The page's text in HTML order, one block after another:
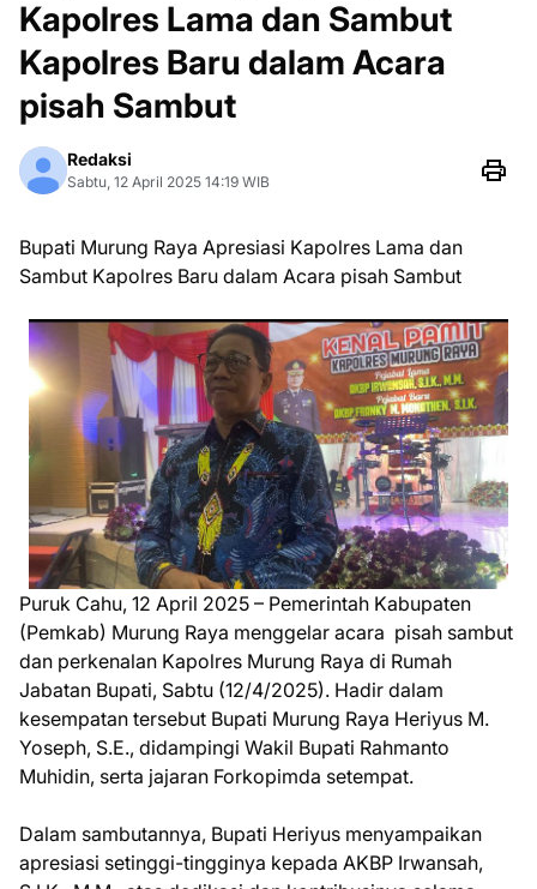
Kapolres Lama dan Sambut
Kapolres Baru dalam Acara
pisah Sambut
Redaksi
Sabtu, 12 April 2025 14:19 WIB
Bupati Murung Raya Apresiasi Kapolres Lama dan
Sambut Kapolres Baru dalam Acara pisah Sambut
Puruk Cahu, 12 April 2025 – Pemerintah Kabupaten
(Pemkab) Murung Raya menggelar acara pisah sambut
dan perkenalan Kapolres Murung Raya di Rumah
Jabatan Bupati, Sabtu (12/4/2025). Hadir dalam
kesempatan tersebut Bupati Murung Raya Heriyus M.
Yoseph, S.E., didampingi Wakil Bupati Rahmanto
Muhidin, serta jajaran Forkopimda setempat.
Dalam sambutannya, Bupati Heriyus menyampaikan
apresiasi setinggi-tingginya kepada AKBP Irwansah,